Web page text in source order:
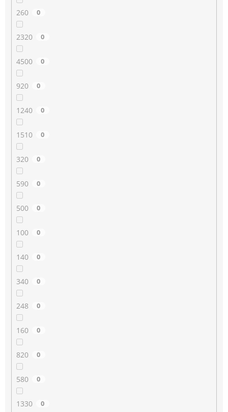
260 0
2320 0
4500 0
920 0
1240 0
1510 0
320 0
590 0
500 0
100 0
140 0
340 0
248 0
160 0
820 0
580 0
1330 0